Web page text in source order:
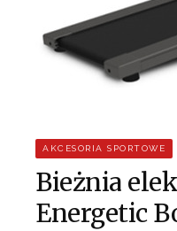
AKCESORIA SPORTOWE
Bieżnia
Energetic